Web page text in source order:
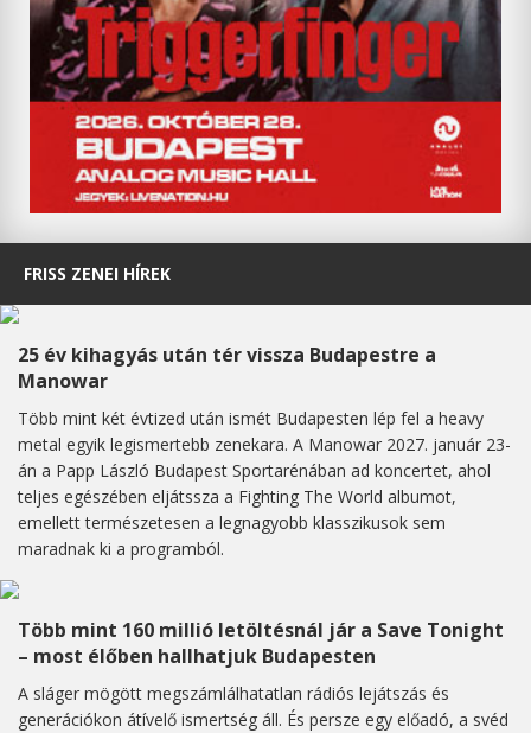
FRISS ZENEI HÍREK
25 év kihagyás után tér vissza Budapestre a
Manowar
Több mint két évtized után ismét Budapesten lép fel a heavy
metal egyik legismertebb zenekara. A Manowar 2027. január 23-
án a Papp László Budapest Sportarénában ad koncertet, ahol
teljes egészében eljátssza a Fighting The World albumot,
emellett természetesen a legnagyobb klasszikusok sem
maradnak ki a programból.
Több mint 160 millió letöltésnál jár a Save Tonight
– most élőben hallhatjuk Budapesten
A sláger mögött megszámlálhatatlan rádiós lejátszás és
generációkon átívelő ismertség áll. És persze egy előadó, a svéd